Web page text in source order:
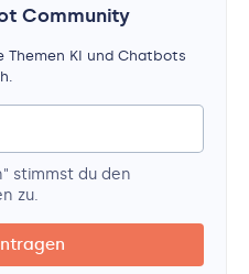
Community
Themen KI und Chatbots
stimmst du den
zu.